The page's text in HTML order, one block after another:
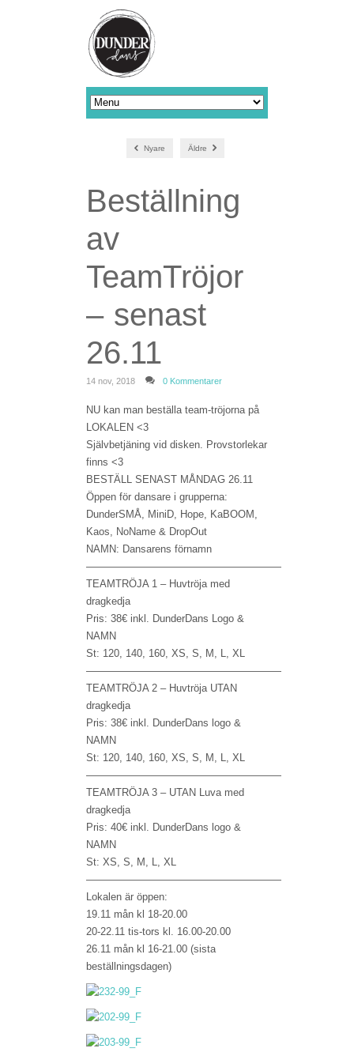
Nyare Äldre
Beställning
av
TeamTröjor
– senast
26.11
14 nov, 2018 0 Kommentarer
NU kan man beställa team-tröjorna på
LOKALEN <3
Självbetjäning vid disken. Provstorlekar
finns <3
BESTÄLL SENAST MÅNDAG 26.11
Öppen för dansare i grupperna:
DunderSMÅ, MiniD, Hope, KaBOOM,
Kaos, NoName & DropOut
NAMN: Dansarens förnamn
———————————————————
TEAMTRÖJA 1 – Huvtröja med
dragkedja
Pris: 38€ inkl. DunderDans Logo &
NAMN
St: 120, 140, 160, XS, S, M, L, XL
———————————————————
TEAMTRÖJA 2 – Huvtröja UTAN
dragkedja
Pris: 38€ inkl. DunderDans logo &
NAMN
St: 120, 140, 160, XS, S, M, L, XL
———————————————————
TEAMTRÖJA 3 – UTAN Luva med
dragkedja
Pris: 40€ inkl. DunderDans logo &
NAMN
St: XS, S, M, L, XL
———————————————————
Lokalen är öppen:
19.11 mån kl 18-20.00
20-22.11 tis-tors kl. 16.00-20.00
26.11 mån kl 16-21.00 (sista
beställningsdagen)